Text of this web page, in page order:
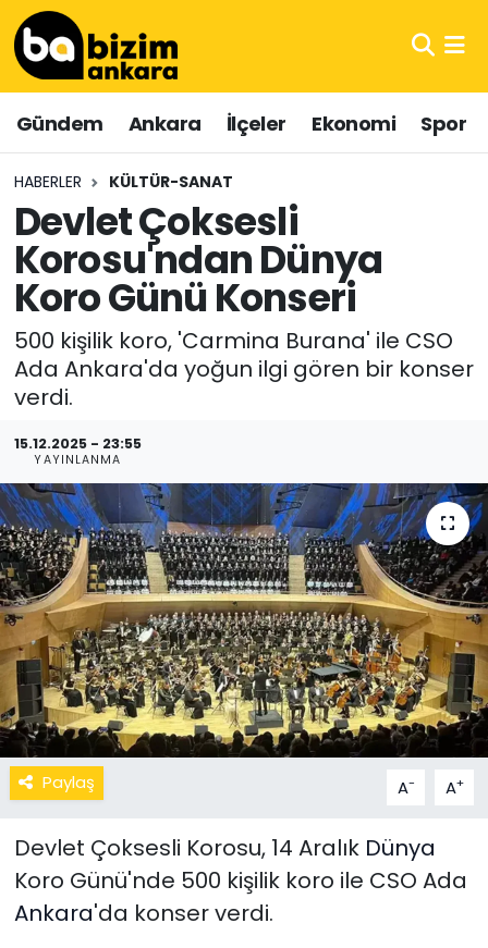
Gündem Ankara İlçeler Ekonomi Spor
HABERLER KÜLTÜR-SANAT
Devlet Çoksesli
Korosu'ndan Dünya
Koro Günü Konseri
500 kişilik koro, 'Carmina Burana' ile CSO
Ada Ankara'da yoğun ilgi gören bir konser
verdi.
15.12.2025 - 23:55
YAYINLANMA
Paylaş A- A+
Devlet Çoksesli Korosu, 14 Aralık Dünya
Koro Günü'nde 500 kişilik koro ile CSO Ada
Ankara'da konser verdi.
Hava Durumu
Trafik Durumu
Süper Lig Puan Durumu ve Fikstür
Tüm Manşetler
Son Dakika Haberleri
Haber Arşivi